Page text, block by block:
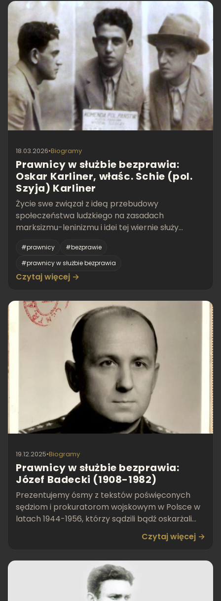
18.03.2026•Biogramy
Prawnicy w służbie bezprawia:
Oskar Karliner, właśc. Schie (pol.
Szyja) Karliner
Życie swe związał z ideą przebudowy
społeczeństwa ludzkiego na zasadach
marksizmu-leninizmu i idei tej wiernie służy...
#prawnicy
#bezprawie
#prawnicy w służbie bezprawia
Czytaj więcej →
19.12.2025•Biogramy
Prawnicy w służbie bezprawia:
Józef Badecki (1908-1982)
Prezentujemy ósmy z tekstów poświęconych
sędziom i prokuratorom wojskowym w Polsce w
latach 1944-1956, którzy sądzili bądź oskarżali
Czytaj więcej →